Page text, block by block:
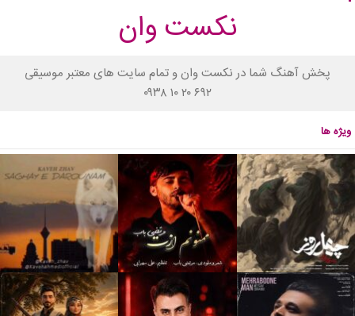
نکست وان
پخش آهنگ شما در نکست وان و تمام سایت های معتبر موسیقی
۰۹۳۸ ۱۰ ۲۰ ۶۹۲
ویژه ها